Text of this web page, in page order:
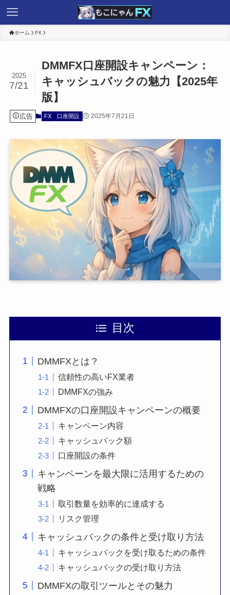
ホーム FX
DMMFX口座開設キャンペーン：
キャッシュバックの魅力【2025年
版】
2025
7/21
広告 FX 口座開設 2025年7月21日
目次
DMMFXとは？
信頼性の高いFX業者
DMMFXの強み
DMMFXの口座開設キャンペーンの概要
キャンペーン内容
キャッシュバック額
口座開設の条件
キャンペーンを最大限に活用するための
戦略
取引数量を効率的に達成する
リスク管理
キャッシュバックの条件と受け取り方法
キャッシュバックを受け取るための条件
キャッシュバックの受け取り方法
DMMFXの取引ツールとその魅力